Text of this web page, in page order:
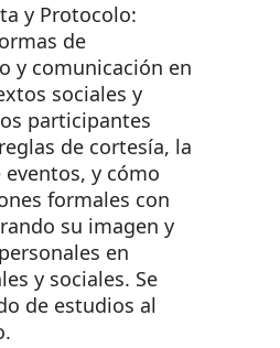
y Protocolo:
de
y comunicación en
sociales y
participantes
de cortesía, la
y cómo
formales con
su imagen y
en
y sociales. Se
de estudios al